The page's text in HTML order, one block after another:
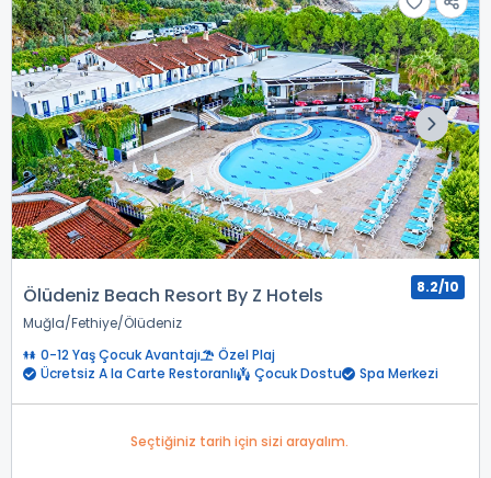
Ölüdeniz Beach Resort By Z Hotels
Muğla Fethiye Ölüdeniz
8.2/10
0-12 Yaş Çocuk Avantajı
Özel Plaj
Ücretsiz A la Carte Restoranlı
Çocuk Dostu Spa Merkezi
Seçtiğiniz tarih için sizi arayalım.